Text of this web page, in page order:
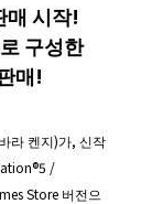
매 시작!
구성한
매!
라 켄지)가, 신작
/
Store 버전으